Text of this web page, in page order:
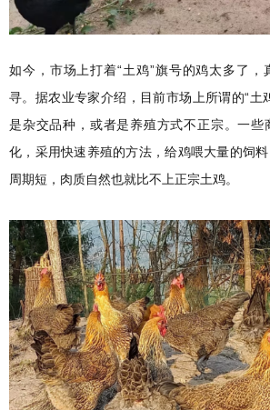
如今，市场上打着“土鸡”旗号的鸡太多了，
寻。据农业专家介绍，目前市场上所谓的“土
是杂交品种，或者是养殖方式不正宗。一些
化，采用快速养殖的方法，给鸡喂大量的饲
周期短，肉质自然也就比不上正宗土鸡。